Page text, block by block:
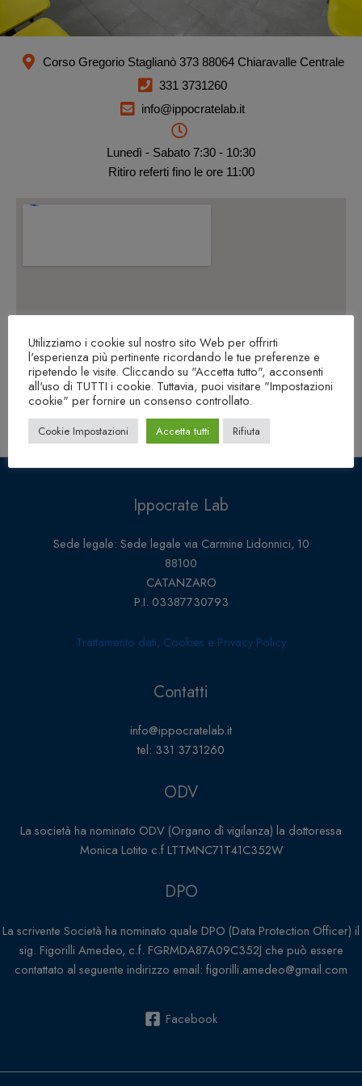
Corso Gregorio Staglianò 373 88064 Chiaravalle Centrale
331 3731260
info@ippocratelab.it
Lunedì - Sabato 7:30 - 10:30
Ritiro referti fino le ore 11:00
Ippocrate Lab
Sede legale: Sede legale via Carmine Lidonnici, 10
88100
CATANZARO
P.I. 03387730793
Trattamento dati, Cookies e Privacy Policy
Contatti
info@ippocratelab.it
tel: 331 3731260
ODV
La società ha nominato ODV (Organo dì vigilanza) la dottoressa
Monica Lotito c.f LTTMNC71T41C352W
DPO
La scrivente Società ha nominato quale DPO (Data Protection Officer) il
sig. Figorilli Amedeo, c.f. FGRMDA87A09C352J che può essere
contattato al seguente indirizzo email: figorilli.amedeo@gmail.com
Facebook
Utilizziamo i cookie sul nostro sito Web per offrirti
l'esperienza più pertinente ricordando le tue preferenze e
ripetendo le visite. Cliccando su "Accetta tutto", acconsenti
all'uso di TUTTI i cookie. Tuttavia, puoi visitare "Impostazioni
cookie" per fornire un consenso controllato.
Cookie Impostazioni Accetta tutti Rifiuta